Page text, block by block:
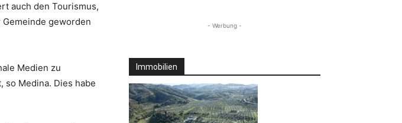
auch den Tourismus,
geworden
Medien zu
Medina. Dies habe
- Werbung -
Immobilien